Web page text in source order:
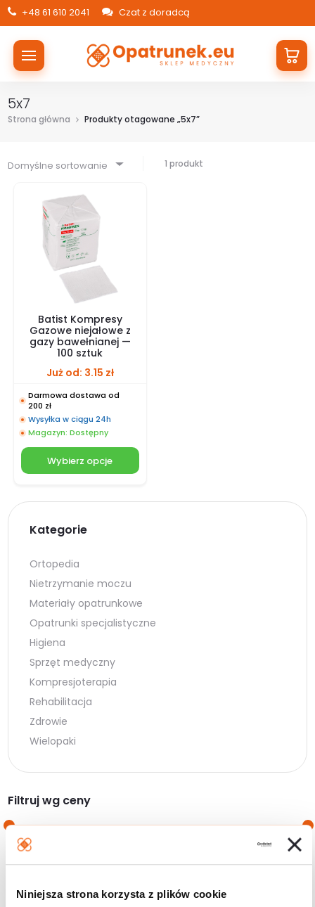
Niniejsza strona korzysta z plików cookie
+48 61 610 2041 Czat z doradcą
5x7
Strona główna Produkty otagowane „5x7”
Domyślne sortowanie 1 produkt
Batist Kompresy
Gazowe niejałowe z
gazy bawełnianej —
100 sztuk
Już od: 3.15 zł
Darmowa dostawa od
200 zł
Wysyłka w ciągu 24h
Magazyn: Dostępny
Wybierz opcje
Kategorie
Ortopedia
Nietrzymanie moczu
Materiały opatrunkowe
Opatrunki specjalistyczne
Higiena
Sprzęt medyczny
Kompresjoterapia
Rehabilitacja
Zdrowie
Wielopaki
Filtruj wg ceny
Filtruj